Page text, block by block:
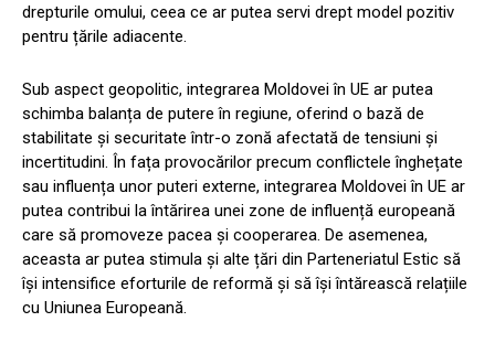
drepturile omului, ceea ce ar putea servi drept model pozitiv
pentru țările adiacente.
Sub aspect geopolitic, integrarea Moldovei în UE ar putea
schimba balanța de putere în regiune, oferind o bază de
stabilitate și securitate într-o zonă afectată de tensiuni și
incertitudini. În fața provocărilor precum conflictele înghețate
sau influența unor puteri externe, integrarea Moldovei în UE ar
putea contribui la întărirea unei zone de influență europeană
care să promoveze pacea și cooperarea. De asemenea,
aceasta ar putea stimula și alte țări din Parteneriatul Estic să
își intensifice eforturile de reformă și să își întărească relațiile
cu Uniunea Europeană.